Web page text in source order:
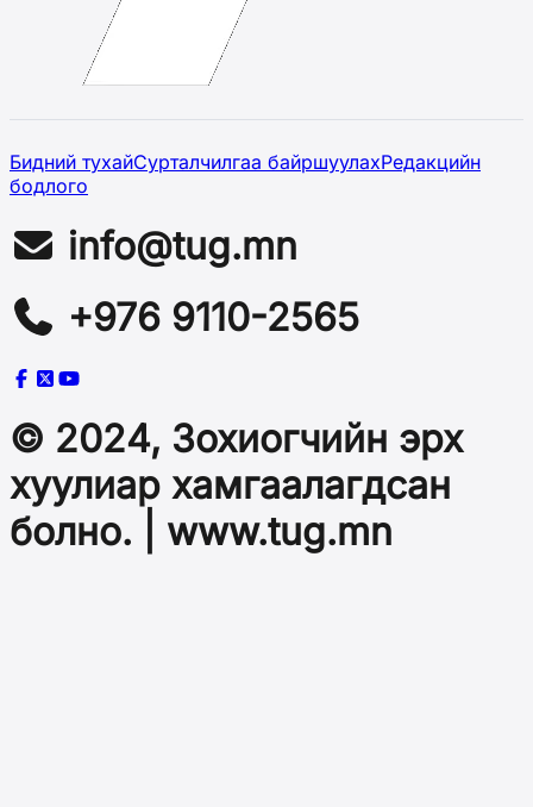
Бидний тухайСурталчилгаа байршуулахРедакцийн
бодлого
info@tug.mn
+976 9110-2565
© 2024, Зохиогчийн эрх
хуулиар хамгаалагдсан
болно. | www.tug.mn